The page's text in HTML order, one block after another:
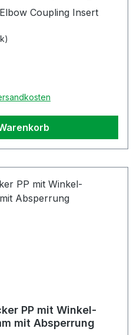
Coupling Insert
PP mit Winkel-
mit Absperrung